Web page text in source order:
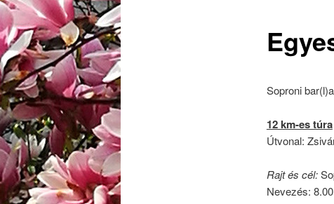
Soproni
12 km-es túra
Útvonal:
Rajt és cél:
Nevezés: